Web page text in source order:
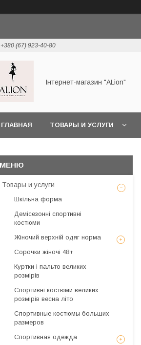
+380 (67) 923-40-80
Інтернет-магазин "ALіon"
ГЛАВНАЯ ТОВАРЫ И УСЛУГИ
Товары и услуги
Шкільна форма
Демісезонні спортивні
костюми
Жіночий верхній одяг норма
Сорочки жіночі 48+
Куртки і пальто великих
розмірів
Спортивні костюми великих
розмірів весна літо
Спортивные костюмы больших
размеров
Спортивная одежда